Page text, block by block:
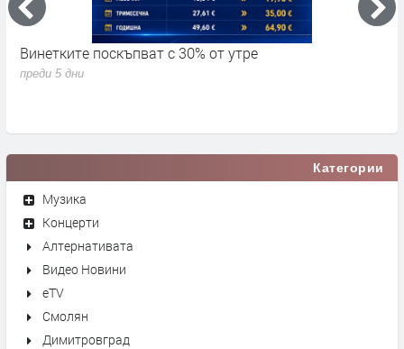
Винетките поскъпват с 30% от утре
преди 5 дни
Категории
Музика
Концерти
Алтернативата
Видео Новини
eTV
Смолян
Димитровград